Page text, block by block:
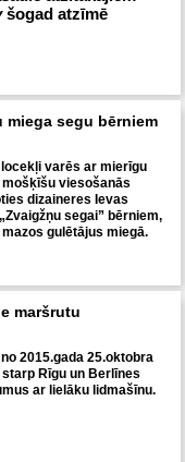
šogad atzīmē
segu bērniem
varēs ar mierīgu
viesošanās
dizaineres Ievas
segai” bērniem,
gulētājus miegā.
maršrutu
no 2015.gada 25.oktobra
Rīgu un Berlīnes
ar lielāku lidmašīnu.